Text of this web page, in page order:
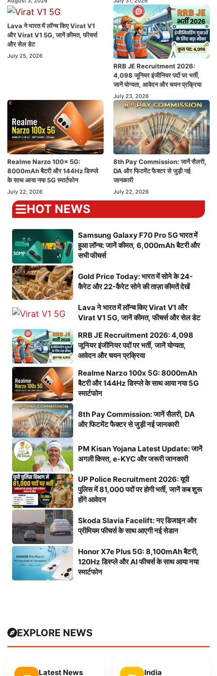
Lava ने भारत में लॉन्च किए Virat V1
और Virat V1 5G, जानें कीमत, फीचर्स
और सेल डेट
July 25, 2026
RRB JE Recruitment 2026:
4,098 जूनियर इंजीनियर पदों पर भर्ती,
जानें योग्यता, आवेदन और चयन प्रक्रिया
July 23, 2026
Realme Narzo 100x 5G:
8000mAh बैटरी और 144Hz डिस्प्ले
के साथ आया नया 5G स्मार्टफोन
July 22, 2026
8th Pay Commission: जानें सैलरी,
DA और फिटमेंट फैक्टर से जुड़ी नई
जानकारी
July 22, 2026
HOT NEWS
Samsung Galaxy F70 Pro 5G भारत में
हुआ लॉन्च: जानें कीमत, 6,000mAh बैटरी और
सभी फीचर्स
Gold Price Today: भारत में सोने के 24-
कैरेट और 22-कैरेट सोने की ताज़ा कीमतें देखें
Lava ने भारत में लॉन्च किए Virat V1 और
Virat V1 5G, जानें कीमत, फीचर्स और सेल डेट
RRB JE Recruitment 2026: 4,098
जूनियर इंजीनियर पदों पर भर्ती, जानें योग्यता,
आवेदन और चयन प्रक्रिया
Realme Narzo 100x 5G: 8000mAh
बैटरी और 144Hz डिस्प्ले के साथ आया नया 5G
स्मार्टफोन
8th Pay Commission: जानें सैलरी, DA
और फिटमेंट फैक्टर से जुड़ी नई जानकारी
PM Kisan Yojana Latest Update: जानें
अगली किस्त, e-KYC और जरूरी जानकारी
UP Police Recruitment 2026: यूपी
पुलिस में 81,000 पदों पर होगी भर्ती, जानें कब शुरू
होंगे आवेदन
Skoda Slavia Facelift: नए डिजाइन और
प्रीमियम फीचर्स के साथ आएगी नई सेडान
Honor X7e Plus 5G: 8,100mAh बैटरी,
120Hz डिस्प्ले और AI फीचर्स के साथ आया नया
स्मार्टफोन
EXPLORE NEWS
Latest News India